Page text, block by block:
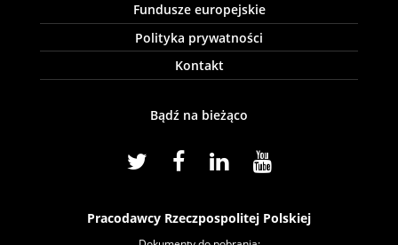
Fundusze europejskie
Polityka prywatności
Kontakt
Bądź na bieżąco
Pracodawcy Rzeczpospolitej Polskiej